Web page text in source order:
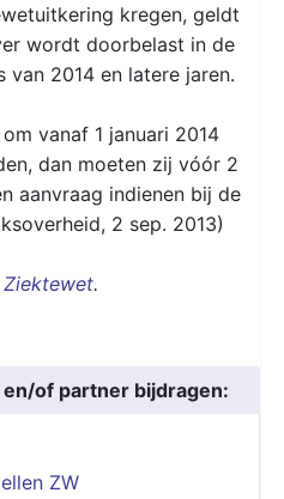
kregen, geldt
wordt doorbelast in de
2014 en latere jaren.
vanaf 1 januari 2014
dan moeten zij vóór 2
aanvraag indienen bij de
2 sep. 2013)
Ziektewet.
of partner bijdragen:
ZW